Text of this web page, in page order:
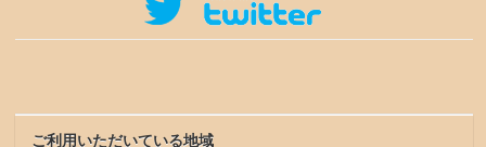
ご利用いただいている地域